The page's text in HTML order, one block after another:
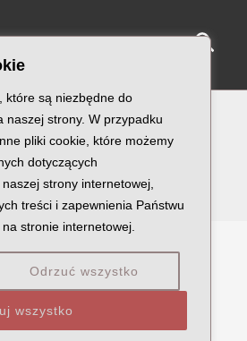
które są niezbędne do
naszej strony. W przypadku
pliki cookie, które możemy
dotyczących
strony internetowej,
treści i zapewnienia Państwu
stronie internetowej.
Odrzuć wszystko
wszystko